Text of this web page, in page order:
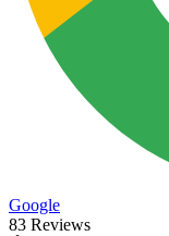
Google
83 Reviews